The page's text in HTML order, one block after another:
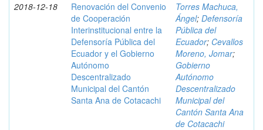
2018-12-18
Renovación del Convenio
de Cooperación
Interinstitucional entre la
Defensoría Pública del
Ecuador y el Gobierno
Autónomo
Descentralizado
Municipal del Cantón
Santa Ana de Cotacachi
Torres Machuca,
Ángel; Defensoría
Pública del
Ecuador; Cevallos
Moreno, Jomar;
Gobierno
Autónomo
Descentralizado
Municipal del
Cantón Santa Ana
de Cotacachi